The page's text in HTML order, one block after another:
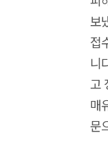
보
접
니
고
매
문